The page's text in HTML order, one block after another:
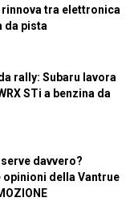
tra elettronica
da pista
rally: Subaru lavora
STi a benzina da
davvero?
opinioni della Vantrue